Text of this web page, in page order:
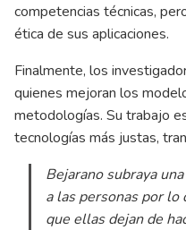
competencias técnicas,
ética de sus aplicaciones.
Finalmente, los
quienes mejoran los
metodologías. Su trabajo
tecnologías más justas,
Bejarano subraya
a las personas por lo
que ellas dejan de